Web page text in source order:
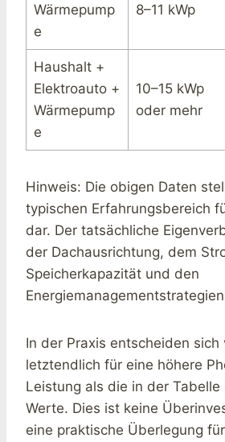
Wärmepump
e
8–11 kWp
Haushalt +
Elektroauto +
Wärmepump
e
10–15 kWp
oder mehr
Hinweis: Die obigen Daten
typischen Erfahrungsbereich
dar. Der tatsächliche
der Dachausrichtung, dem
Speicherkapazität und den
In der Praxis entscheiden sich
letztendlich für eine höhere
Leistung als die in der Tabelle
Werte. Dies ist keine
eine praktische Überlegung